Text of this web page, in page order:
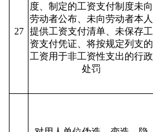
27
度、制定的工资支付制度未向
劳动者公布、未向劳动者本人
提供工资支付清单、未保存工
资支付凭证、将按规定列支的
工资用于非工资性支出的行政
处罚